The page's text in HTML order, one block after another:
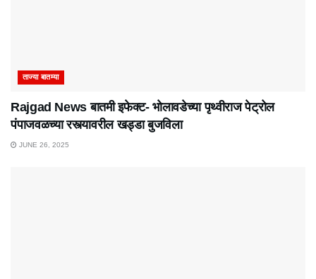
ताज्या बातम्या
Rajgad News बातमी इफेक्ट- भोलावडेच्या पृथ्वीराज पेट्रोल
पंपाजवळच्या रस्त्यावरील खड्डा बुजविला
JUNE 26, 2025